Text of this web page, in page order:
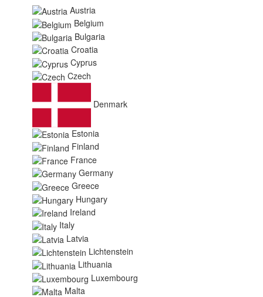
Austria
Belgium
Bulgaria
Croatia
Cyprus
Czech
Denmark
Estonia
Finland
France
Germany
Greece
Hungary
Ireland
Italy
Latvia
Lichtenstein
Lithuania
Luxembourg
Malta